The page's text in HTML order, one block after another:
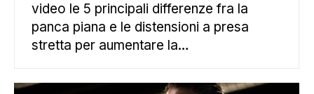
video le 5 principali differenze fra la
panca piana e le distensioni a presa
stretta per aumentare la…